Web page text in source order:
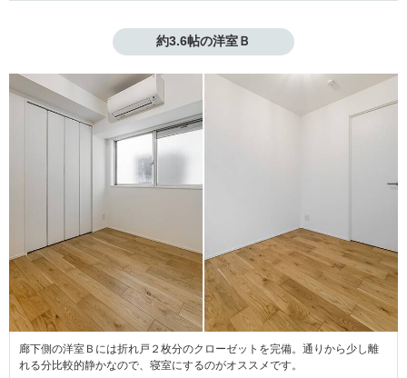
約3.6帖の洋室Ｂ
廊下側の洋室Ｂには折れ戸２枚分のクローゼットを完備。通りから少し離
れる分比較的静かなので、寝室にするのがオススメです。